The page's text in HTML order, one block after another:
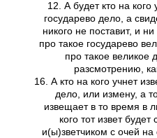
12. А будет кто на кого
государево дело, а
никого не поставит, и
про такое государево
про такое великое
разсмотрению,
16. А кто на кого учнет
дело, или измену, а
извещает в то время в
кого тот извет будет
и(ы)зветчиком с очей на